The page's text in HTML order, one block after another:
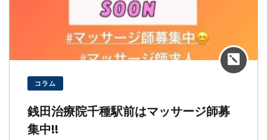
コラム
銭田治療院千種駅前はマッサージ師募
集中!!
星城大学公開講演会のご案内（ウィズコロナ・ポストコロ
ナ時代の男女共同参画）
2021年2月28日